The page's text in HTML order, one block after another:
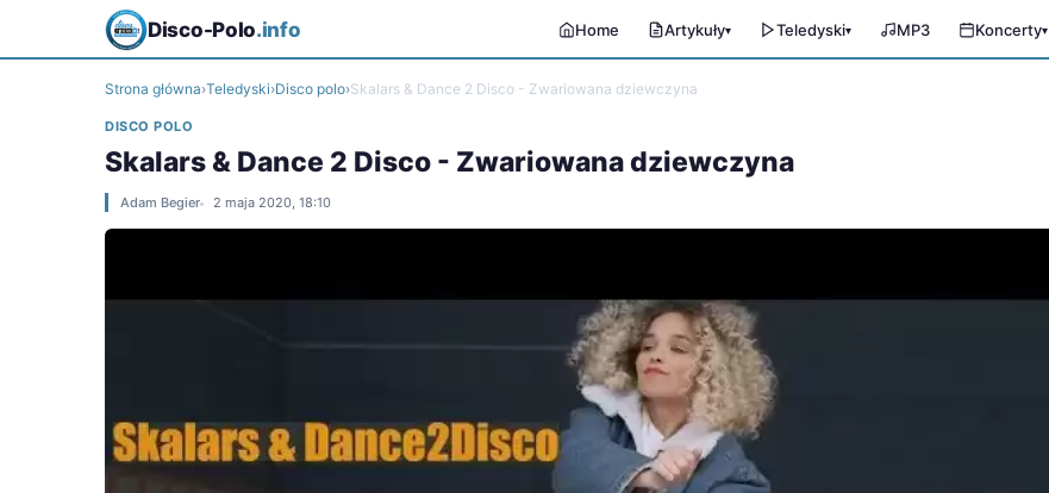
Disco-Polo.info Home Artykuły▾ Teledyski▾ MP3 Koncerty▾
Strona główna›Teledyski›Disco polo›Skalars & Dance 2 Disco - Zwariowana dziewczyna
DISCO POLO
Skalars & Dance 2 Disco - Zwariowana dziewczyna
Adam Begier 2 maja 2020, 18:10